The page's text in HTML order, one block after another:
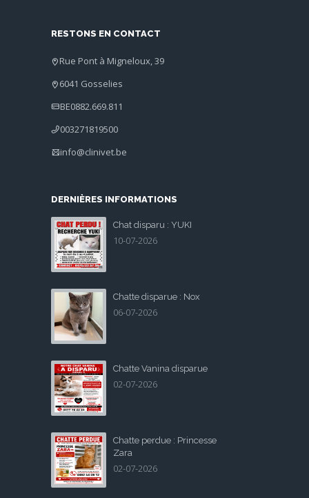
RESTONS EN CONTACT
Rue Pont à Migneloux, 39
6041 Gosselies
BE0882.669.811
003271819500
info@clinivet.be
DERNIÈRES INFORMATIONS
Chat disparu : YUKI
10-07-2026
Chatte disparue : Nox
06-07-2026
Chatte Vanina disparue
02-07-2026
Chatte perdue : Princesse
Zara
02-07-2026